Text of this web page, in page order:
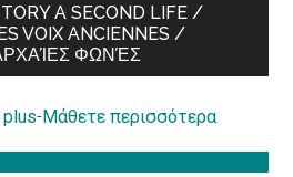
A SECOND LIFE /
VOIX ANCIENNES /
ΦΩΝΈΣ
plus-Μάθετε περισσότερα